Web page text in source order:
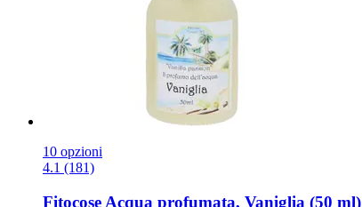
10 opzioni
4.1 (181)
Fitocose Acqua profumata, Vaniglia (50 ml)